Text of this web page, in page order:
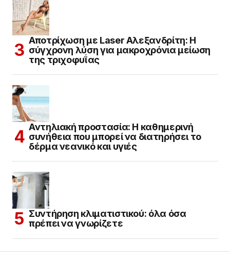
Αποτρίχωση με Laser Αλεξανδρίτη: Η
σύγχρονη λύση για μακροχρόνια μείωση
της τριχοφυΐας
Αντηλιακή προστασία: Η καθημερινή
συνήθεια που μπορεί να διατηρήσει το
δέρμα νεανικό και υγιές
Συντήρηση κλιματιστικού: όλα όσα
πρέπει να γνωρίζετε